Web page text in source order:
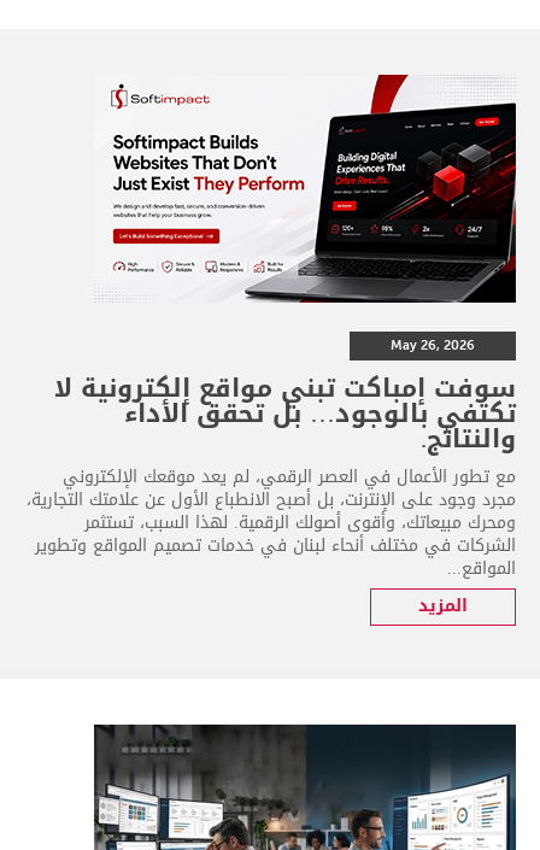
May 26, 2026
سوفت إمباكت تبني مواقع إلكترونية لا
تكتفي بالوجود… بل تحقق الأداء
والنتائج.
مع تطور الأعمال في العصر الرقمي، لم يعد موقعك الإلكتروني
مجرد وجود على الإنترنت، بل أصبح الانطباع الأول عن علامتك التجارية،
ومحرك مبيعاتك، وأقوى أصولك الرقمية. لهذا السبب، تستثمر
الشركات في مختلف أنحاء لبنان في خدمات تصميم المواقع وتطوير
المواقع...
المزيد